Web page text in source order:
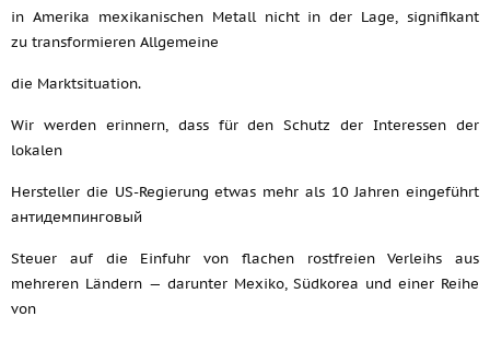
in Amerika mexikanischen Metall nicht in der Lage, signifikant
zu transformieren Allgemeine
die Marktsituation.
Wir werden erinnern, dass für den Schutz der Interessen der
lokalen
Hersteller die US-Regierung etwas mehr als 10 Jahren eingeführt
антидемпинговый
Steuer auf die Einfuhr von flachen rostfreien Verleihs aus
mehreren Ländern — darunter Mexiko, Südkorea und einer Reihe
von